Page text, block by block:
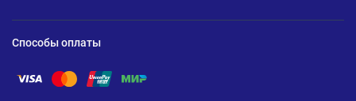
Способы оплаты
Помощь по оплате Visa
Помощь по оплате Mastercard
Помощь по оплате UnionPay
Помощь по оплате Мир